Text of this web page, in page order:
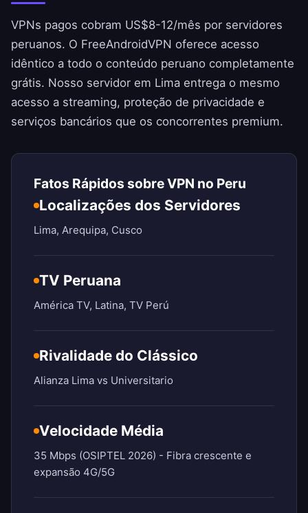
VPNs pagos cobram US$8-12/mês por servidores
peruanos. O FreeAndroidVPN oferece acesso
idêntico a todo o conteúdo peruano completamente
grátis. Nosso servidor em Lima entrega o mesmo
acesso a streaming, proteção de privacidade e
serviços bancários que os concorrentes premium.
Fatos Rápidos sobre VPN no Peru
Localizações dos Servidores
Lima, Arequipa, Cusco
TV Peruana
América TV, Latina, TV Perú
Rivalidade do Clássico
Alianza Lima vs Universitario
Velocidade Média
35 Mbps (OSIPTEL 2026) - Fibra crescente e
expansão 4G/5G